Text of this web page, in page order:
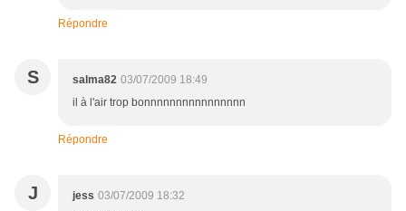
Répondre
S salma82 03/07/2009 18:49
il à l'air trop bonnnnnnnnnnnnnnnn
Répondre
J jess 03/07/2009 18:32